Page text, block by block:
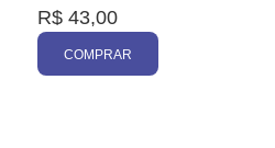
R$ 43,00
COMPRAR